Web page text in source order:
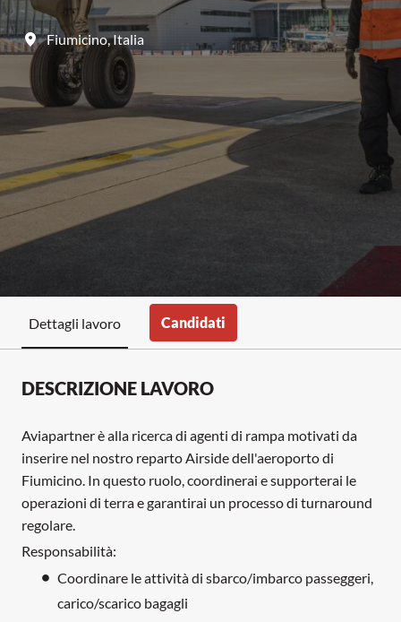
Fiumicino,Italia
Dettagli lavoro Candidati
DESCRIZIONE LAVORO
Aviapartner è alla ricerca di agenti di rampa motivati da
inserire nel nostro reparto Airside dell'aeroporto di
Fiumicino. In questo ruolo, coordinerai e supporterai le
operazioni di terra e garantirai un processo di turnaround
regolare.
Responsabilità:
Coordinare le attività di sbarco/imbarco passeggeri,
carico/scarico bagagli